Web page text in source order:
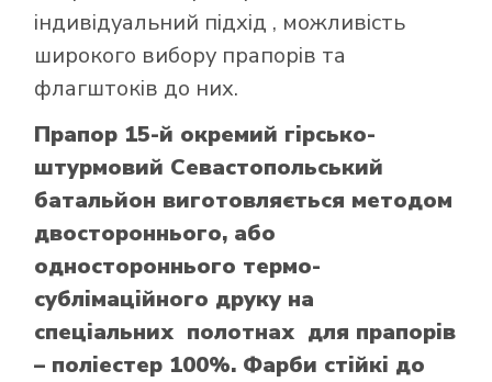
індивідуальний підхід , можливість
широкого вибору прапорів та
флагштоків до них.
Прапор 15-й окремий гірсько-
штурмовий Севастопольський
батальйон виготовляється методом
двостороннього, або
одностороннього термо-
сублімаційного друку на
спеціальних полотнах для прапорів
– поліестер 100%. Фарби стійкі до